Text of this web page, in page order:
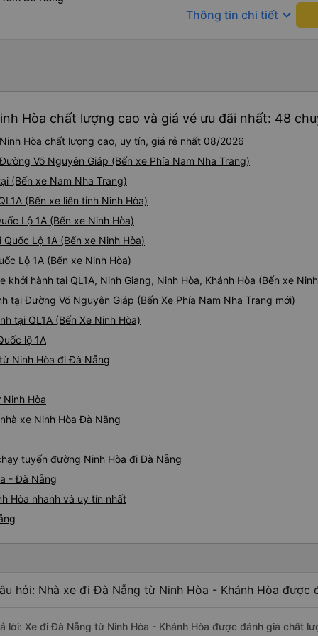
Thông tin chi tiết keyboard_arrow_down
Hòa chất lượng cao và giá vé ưu đãi nhất: 48
Hòa chất lượng cao, uy tín, giá rẻ nhất 08/2026
Võ Nguyên Giáp (Bến xe Phía Nam Nha Trang)
(Bến xe Nam Nha Trang)
(Bến xe liên tỉnh Ninh Hòa)
Lộ 1A (Bến xe Ninh Hòa)
Lộ 1A (Bến xe Ninh Hòa)
Lộ 1A (Bến xe Ninh Hòa)
khởi hành tại QL1A, Ninh Giang, Ninh Hòa, Khánh Hòa (Bến xe
tại Đường Võ Nguyên Giáp (Bến Xe Phía Nam Nha Trang mới)
tại QL1A (Bến Xe Ninh Hòa)
lộ 1A
Ninh Hòa đi Đà Nẵng
Hòa
xe Ninh Hòa Đà Nẵng
tuyến đường Ninh Hòa đi Đà Nẵng
- Đà Nẵng
Hòa nhanh và uy tín nhất
hỏi: Nhà xe đi Đà Nẵng từ Ninh Hòa - Khánh Hòa được
lời: Xe đi Đà Nẵng từ Ninh Hòa - Khánh Hòa được đánh giá chất